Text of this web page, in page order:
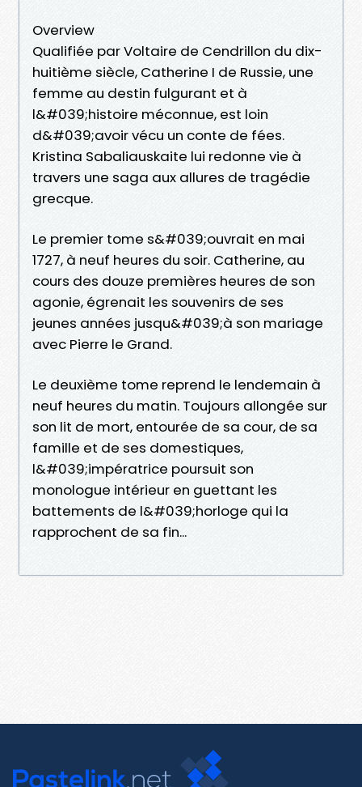
Overview
Qualifiée par Voltaire de Cendrillon du dix-
huitième siècle, Catherine I de Russie, une
femme au destin fulgurant et à
l&#039;histoire méconnue, est loin
d&#039;avoir vécu un conte de fées.
Kristina Sabaliauskaite lui redonne vie à
travers une saga aux allures de tragédie
grecque.
Le premier tome s&#039;ouvrait en mai
1727, à neuf heures du soir. Catherine, au
cours des douze premières heures de son
agonie, égrenait les souvenirs de ses
jeunes années jusqu&#039;à son mariage
avec Pierre le Grand.
Le deuxième tome reprend le lendemain à
neuf heures du matin. Toujours allongée sur
son lit de mort, entourée de sa cour, de sa
famille et de ses domestiques,
l&#039;impératrice poursuit son
monologue intérieur en guettant les
battements de l&#039;horloge qui la
rapprochent de sa fin...